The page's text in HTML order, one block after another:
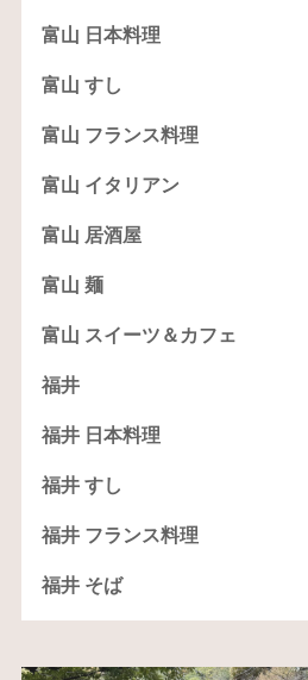
富山 日本料理
富山 すし
富山 フランス料理
富山 イタリアン
富山 居酒屋
富山 麺
富山 スイーツ＆カフェ
福井
福井 日本料理
福井 すし
福井 フランス料理
福井 そば